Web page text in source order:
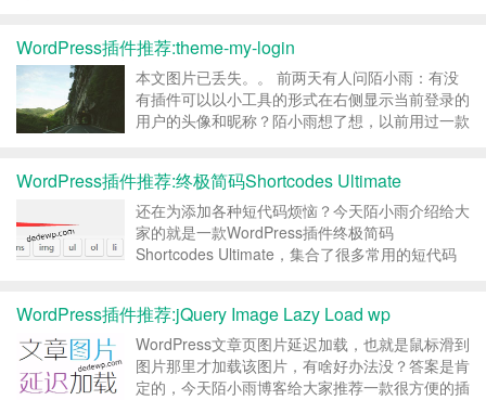
以给XFN添加一个nofollo...
WordPress插件推荐:theme-my-login
本文图片已丢失。。 前两天有人问陌小雨：有没
有插件可以以小工具的形式在右侧显示当前登录的
用户的头像和昵称？陌小雨想了想，以前用过一款
新还是蛮勤快的，最后一次是最近一个月...
WordPress插件推荐:终极简码Shortcodes Ultimate
还在为添加各种短代码烦恼？今天陌小雨介绍给大
家的就是一款WordPress插件终极简码
Shortcodes Ultimate，集合了很多常用的短代码
WordPress插件推荐:jQuery Image Lazy Load wp
WordPress文章页图片延迟加载，也就是鼠标滑到
图片那里才加载该图片，有啥好办法没？答案是肯
定的，今天陌小雨博客给大家推荐一款很方便的插